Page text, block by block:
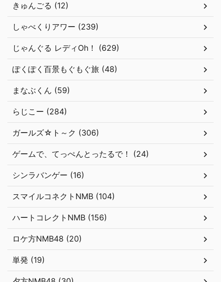
きゅんごる (12)
しゃべくりアワー (239)
じゃんぐる レディOh！ (629)
ぽくぽく百景もぐもぐ旅 (48)
まなぶくん (59)
らじこー (284)
ガールズ☆ト～ク (306)
ゲームで、てっぺんとったるで！ (24)
シンラバンゲー (16)
スマイルコネクトNMB (104)
ハートコレクトNMB (156)
ロケ方NMB48 (20)
単発 (19)